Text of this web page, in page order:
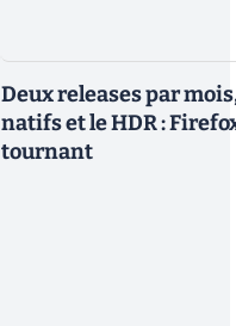
Deux releases par
natifs et le HDR :
tournant